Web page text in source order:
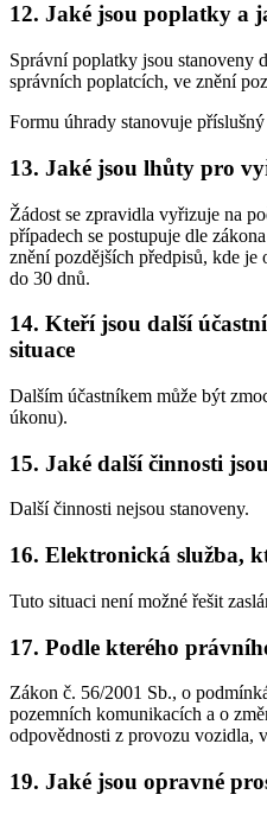
12. Jaké jsou poplatky a
Správní poplatky jsou stanoveny
správních poplatcích, ve znění
Formu úhrady stanovuje příslušný
13. Jaké jsou lhůty pro
Žádost se zpravidla vyřizuje na
případech se postupuje dle
znění pozdějších předpisů, kde
do 30 dnů.
14. Kteří jsou další
situace
Dalším účastníkem může být
úkonu).
15. Jaké další činnosti
Další činnosti nejsou stanoveny.
16. Elektronická služba,
Tuto situaci není možné řešit
17. Podle kterého
Zákon č. 56/2001 Sb., o
pozemních komunikacích a o
odpovědnosti z provozu vozidla,
19. Jaké jsou opravné